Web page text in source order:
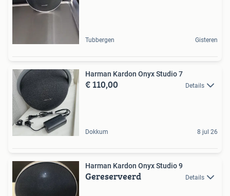
Tubbergen Gisteren
Harman Kardon Onyx Studio 7
€ 110,00 Details
Dokkum 8 jul 26
Harman Kardon Onyx Studio 9
Gereserveerd Details